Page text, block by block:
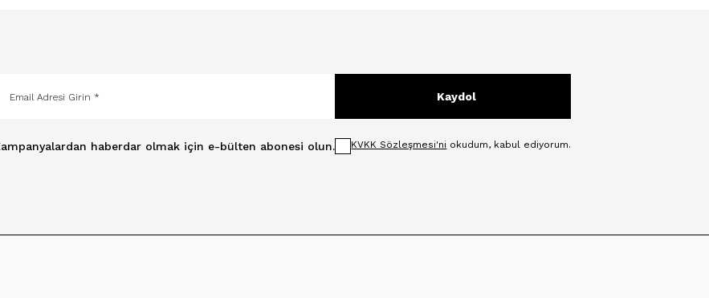
haberdar olmak için e-bülten abonesi olun.
Kaydol
KVKK Sözleşmesi'ni okudum, kabul ediyorum.